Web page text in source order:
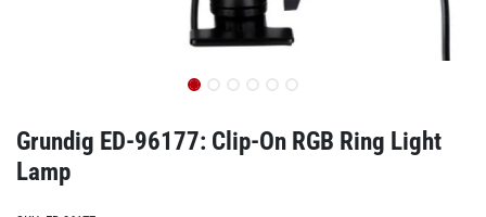
Grundig ED-96177: Clip-On RGB Ring Light
Lamp